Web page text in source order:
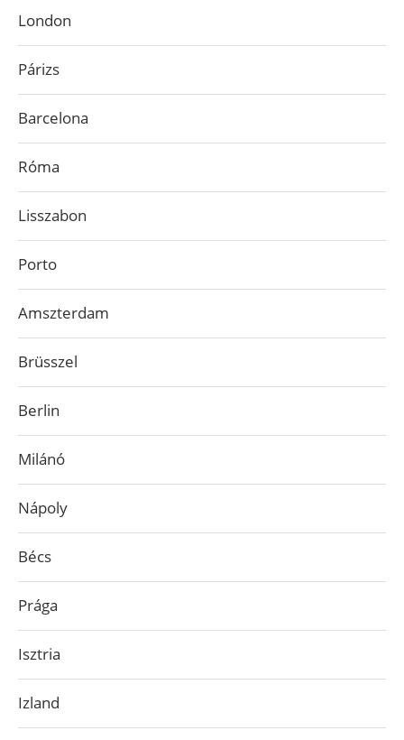
London
Párizs
Barcelona
Róma
Lisszabon
Porto
Amszterdam
Brüsszel
Berlin
Milánó
Nápoly
Bécs
Prága
Isztria
Izland